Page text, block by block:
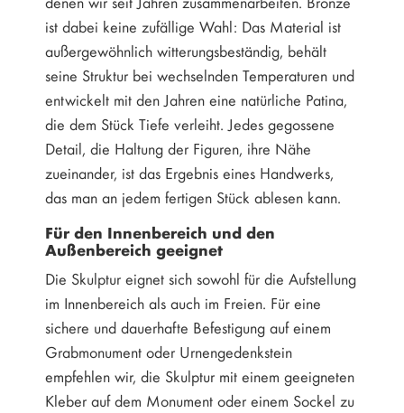
ist dabei keine zufällige Wahl: Das Material ist
außergewöhnlich witterungsbeständig, behält
seine Struktur bei wechselnden Temperaturen und
entwickelt mit den Jahren eine natürliche Patina,
die dem Stück Tiefe verleiht. Jedes gegossene
Detail, die Haltung der Figuren, ihre Nähe
zueinander, ist das Ergebnis eines Handwerks,
das man an jedem fertigen Stück ablesen kann.
Für den Innenbereich und den
Außenbereich geeignet
Die Skulptur eignet sich sowohl für die Aufstellung
im Innenbereich als auch im Freien. Für eine
sichere und dauerhafte Befestigung auf einem
Grabmonument oder Urnengedenkstein
empfehlen wir, die Skulptur mit einem geeigneten
Kleber auf dem Monument oder einem Sockel zu